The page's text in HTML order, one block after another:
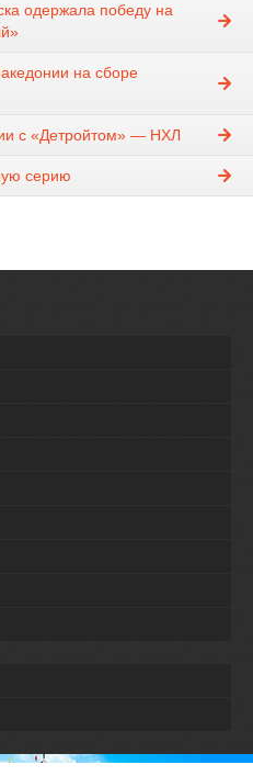
одержала победу на
на сборе
с «Детройтом» — НХЛ
серию